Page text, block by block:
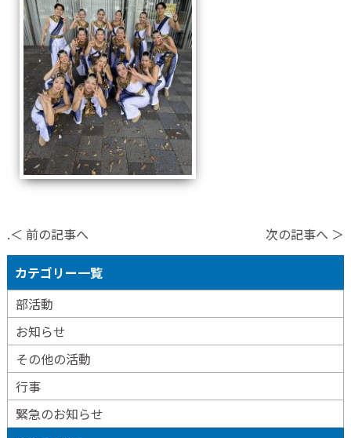
.＜ 前の記事へ 次の記事へ ＞
カテゴリー一覧
部活動
お知らせ
その他の活動
行事
緊急のお知らせ